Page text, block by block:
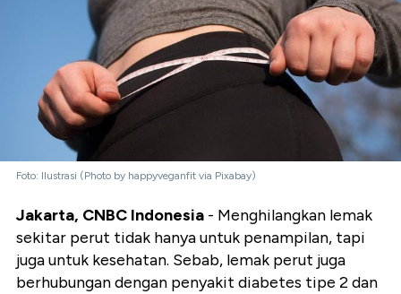
Foto: Ilustrasi (Photo by happyveganfit via Pixabay)
Jakarta, CNBC Indonesia - Menghilangkan lemak
sekitar perut tidak hanya untuk penampilan, tapi
juga untuk kesehatan. Sebab, lemak perut juga
berhubungan dengan penyakit diabetes tipe 2 dan